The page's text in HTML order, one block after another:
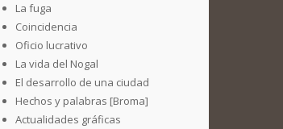
La fuga
Coincidencia
Oficio lucrativo
La vida del Nogal
El desarrollo de una ciudad
Hechos y palabras [Broma]
Actualidades gráficas